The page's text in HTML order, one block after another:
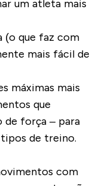
um atleta mais
(o que faz com
mais fácil de
máximas mais
que
de força – para
de treino.
com